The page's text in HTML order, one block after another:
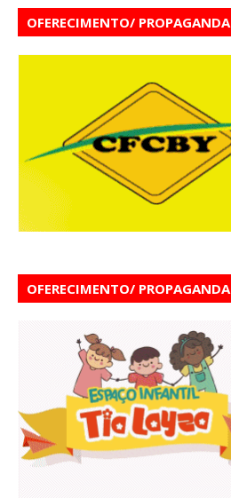
OFERECIMENTO/ PROPAGANDA
OFERECIMENTO/ PROPAGANDA